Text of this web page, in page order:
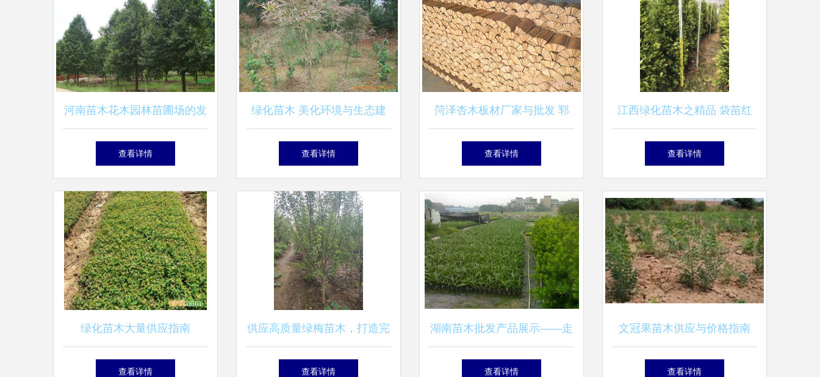
河南苗木花木园林苗圃场的发
展与前景
查看详情
绿化苗木 美化环境与生态建
设的重要基石
查看详情
菏泽杏木板材厂家与批发 郓
城县富川苗木种植专业合作社
查看详情
江西绿化苗木之精品 袋苗红
车种植与农户合作前景
查看详情
绿化苗木大量供应指南
查看详情
供应高质量绿梅苗木，打造完
美园林景观
查看详情
湖南苗木批发产品展示——走
进花卉世界网
查看详情
文冠果苗木供应与价格指南
查看详情